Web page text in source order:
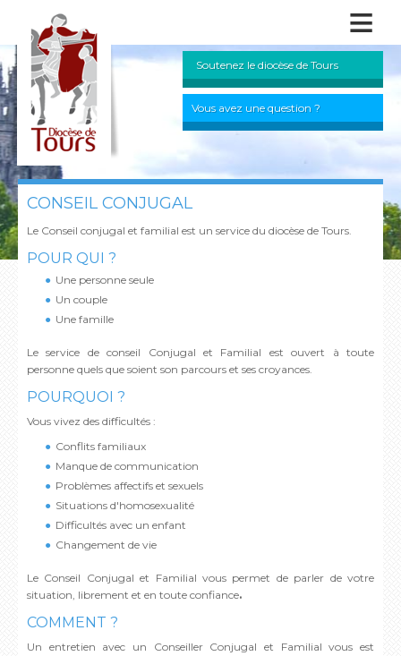
≡
Soutenez le diocèse de Tours
Vous avez une question ?
CONSEIL CONJUGAL
Le Conseil conjugal et familial est un service du diocèse de Tours.
POUR QUI ?
Une personne seule
Un couple
Une famille
Le service de conseil Conjugal et Familial est ouvert à toute
personne quels que soient son parcours et ses croyances.
POURQUOI ?
Vous vivez des difficultés :
Conflits familiaux
Manque de communication
Problèmes affectifs et sexuels
Situations d'homosexualité
Difficultés avec un enfant
Changement de vie
Le Conseil Conjugal et Familial vous permet de parler de votre
situation, librement et en toute confiance.
COMMENT ?
Un entretien avec un Conseiller Conjugal et Familial vous est